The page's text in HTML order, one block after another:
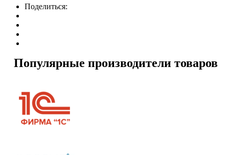
Поделиться:
Популярные производители товаров